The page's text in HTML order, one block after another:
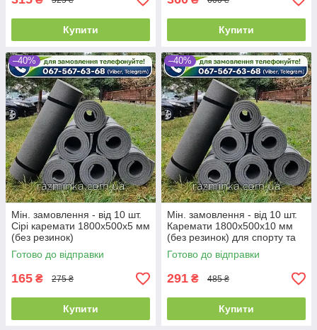
Купити Купити
–40%
Мін. замовлення - від 10 шт.
Сірі каремати 1800х500х5 мм
(без резинок)
Готово до відправки
165 ₴ 275 ₴
Купити
–40%
Мін. замовлення - від 10 шт.
Каремати 1800х500х10 мм
(без резинок) для спорту та
туризму
Готово до відправки
291 ₴ 485 ₴
Купити